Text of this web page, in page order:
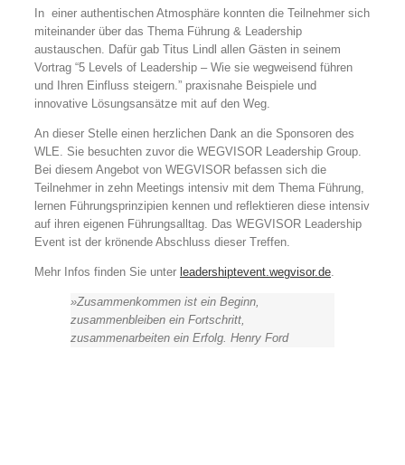
In einer authentischen Atmosphäre konnten die Teilnehmer sich
miteinander über das Thema Führung & Leadership
austauschen. Dafür gab Titus Lindl allen Gästen in seinem
Vortrag “5 Levels of Leadership – Wie sie wegweisend führen
und Ihren Einfluss steigern.” praxisnahe Beispiele und
innovative Lösungsansätze mit auf den Weg.
An dieser Stelle einen herzlichen Dank an die Sponsoren des
WLE. Sie besuchten zuvor die WEGVISOR Leadership Group.
Bei diesem Angebot von WEGVISOR befassen sich die
Teilnehmer in zehn Meetings intensiv mit dem Thema Führung,
lernen Führungsprinzipien kennen und reflektieren diese intensiv
auf ihren eigenen Führungsalltag. Das WEGVISOR Leadership
Event ist der krönende Abschluss dieser Treffen.
Mehr Infos finden Sie unter leadershiptevent.wegvisor.de.
»Zusammenkommen ist ein Beginn,
zusammenbleiben ein Fortschritt,
zusammenarbeiten ein Erfolg. Henry Ford